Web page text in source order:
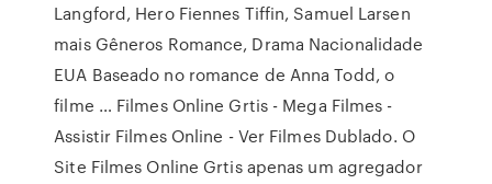
Langford, Hero Fiennes Tiffin, Samuel Larsen
mais Gêneros Romance, Drama Nacionalidade
EUA Baseado no romance de Anna Todd, o
filme … Filmes Online Grtis - Mega Filmes -
Assistir Filmes Online - Ver Filmes Dublado. O
Site Filmes Online Grtis apenas um agregador